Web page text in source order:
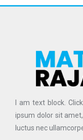
I am text block.
ipsum dolor sit
luctus nec